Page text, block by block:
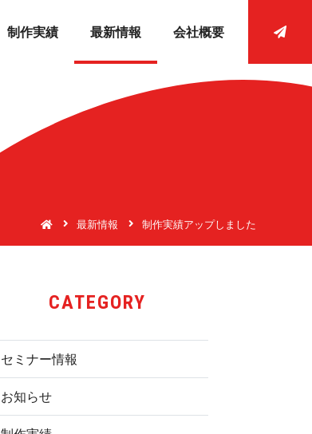
制作実績 最新情報 会社概要
最新情報 制作実績アップしました
CATE G O R Y
セミナー情報
お知らせ